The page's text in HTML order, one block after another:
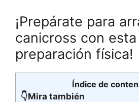
¡Prepárate para
canicross con
preparación física!
Índice de
👇Mira también